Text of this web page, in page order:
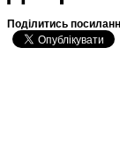
Подiлитись